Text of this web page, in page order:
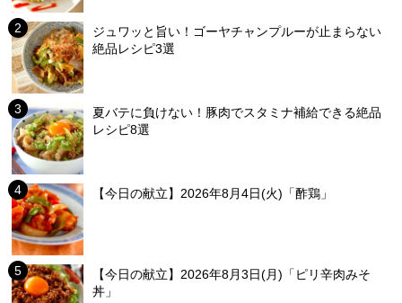
ジュワッと旨い！ゴーヤチャンプルーが止まらない
絶品レシピ3選
夏バテに負けない！豚肉でスタミナ補給できる絶品
レシピ8選
【今日の献立】2026年8月4日(火)「酢鶏」
【今日の献立】2026年8月3日(月)「ピリ辛肉みそ
丼」